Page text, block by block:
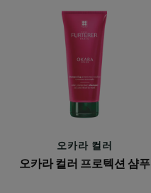
피
&
모
발
강
화
어
카
라
러
프
로
텍
샴
푸
오카라 컬러
오카라 컬러 프로텍션 샴푸